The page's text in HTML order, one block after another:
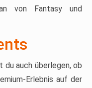
von Fantasy und
auch überlegen, ob
Erlebnis auf der